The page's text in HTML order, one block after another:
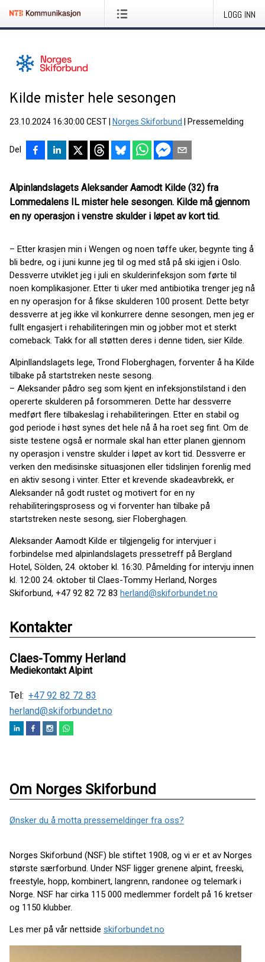
LOGG INN
Kilde mister hele sesongen
23.10.2024 16:30:00 CEST Norges Skiforbund Pressemelding
Del
Alpinlandslagets Aleksander Aamodt Kilde (32) fra
Lommedalens IL mister hele sesongen. Kilde må gjennom
en ny operasjon i venstre skulder i løpet av kort tid.
– Etter krasjen min i Wengen og noen tøffe uker, begynte ting å
bli bedre, og i juni kunne jeg til og med stå på ski igjen i Oslo.
Dessverre utviklet jeg i juli en skulderinfeksjon som førte til
noen komplikasjoner. Etter ti uker med antibiotika trenger jeg nå
en ny operasjon for å fikse skulderen 100 prosent. Dette betyr
dessverre at jeg ikke vil konkurrere denne sesongen, men jeg er
fullt engasjert i rehabiliteringen min og jobber mot et sterkt
comeback. Takk for all støtten deres i denne tiden, sier Kilde.
Alpinllandslagets lege, Trond Floberghagen, forventer å ha Kilde
tilbake på startstreken neste sesong.
– Aleksander pådro seg som kjent en infeksjonstilstand i den
opererte skulderen på forsommeren. Dette har dessverre
medført flere tilbakeslag i rehabiliteringen. Etter en stabil og
god periode i høst synes det hele nå å ha roet seg fint. Om de
siste testene også er normale skal han etter planen gjennom
ny operasjon i venstre skulder i løpet av kort tid. Dessverre er
verken den medisinske situasjonen eller tidslinjen forenlig med
en aktiv sesong i vinter. Etter et krevende skadeavbrekk, er
Aleksander nå godt rustet og motivert for en ny
rehabiliteringsprosess og vi forventer han tilbake på
startstreken neste sesong, sier Floberghagen.
Aleksander Aamodt Kilde er tilgjengelig for intervjuer i
forbindelse med alpinlandslagets pressetreff på Bergland
Hotel, Sölden, 24. oktober kl. 16:30. Påmelding for intervju innen
kl. 12:00 24. oktober til Claes-Tommy Herland, Norges
Skiforbund, +47 92 82 72 83 herland@skiforbundet.no
Kontakter
Claes-Tommy Herland
Mediekontakt Alpint
Tel: +47 92 82 72 83
herland@skiforbundet.no
Om Norges Skiforbund
Ønsker du å motta pressemeldinger fra oss?
Norges Skiforbund (NSF) ble stiftet 1908, og vi er et av Norges
største særforbund. Under NSF ligger grenene alpint, freeski,
freestyle, hopp, kombinert, langrenn, randonee og telemark i
Norge. NSF har cirka 115 000 medlemmer fordelt på 16 kretser
og 1150 klubber.
Les mer på vår nettside skiforbundet.no